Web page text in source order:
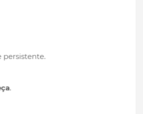
persistente.
.